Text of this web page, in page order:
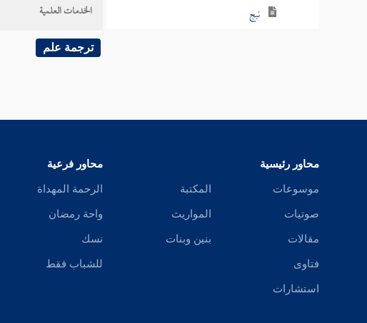
نبج
الخدمات العلمية
ترجمة علم
محاور رئيسية
موسوعات
صوتيات
مقالات
فتاوى
استشارات
المكتبة
المواريث
بنين وبنات
محاور فرعية
الرحمة المهداة
واحة رمضان
نسك
للشباب فقط